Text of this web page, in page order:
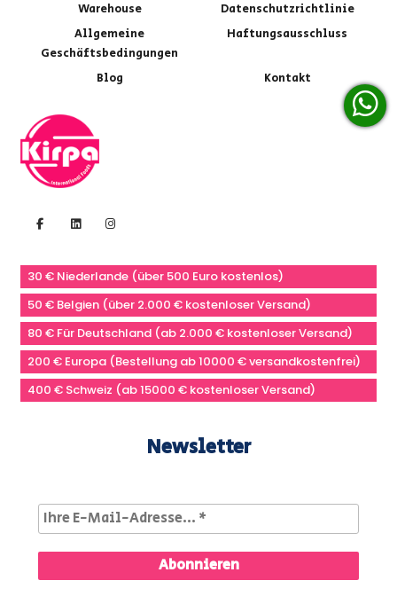
Warehouse
Datenschutzrichtlinie
Allgemeine
Geschäftsbedingungen
Haftungsausschluss
Blog Kontakt
30 € Niederlande (über 500 Euro kostenlos)
50 € Belgien (über 2.000 € kostenloser Versand)
80 € Für Deutschland (ab 2.000 € kostenloser Versand)
200 € Europa (Bestellung ab 10000 € versandkostenfrei)
400 € Schweiz (ab 15000 € kostenloser Versand)
Newsletter